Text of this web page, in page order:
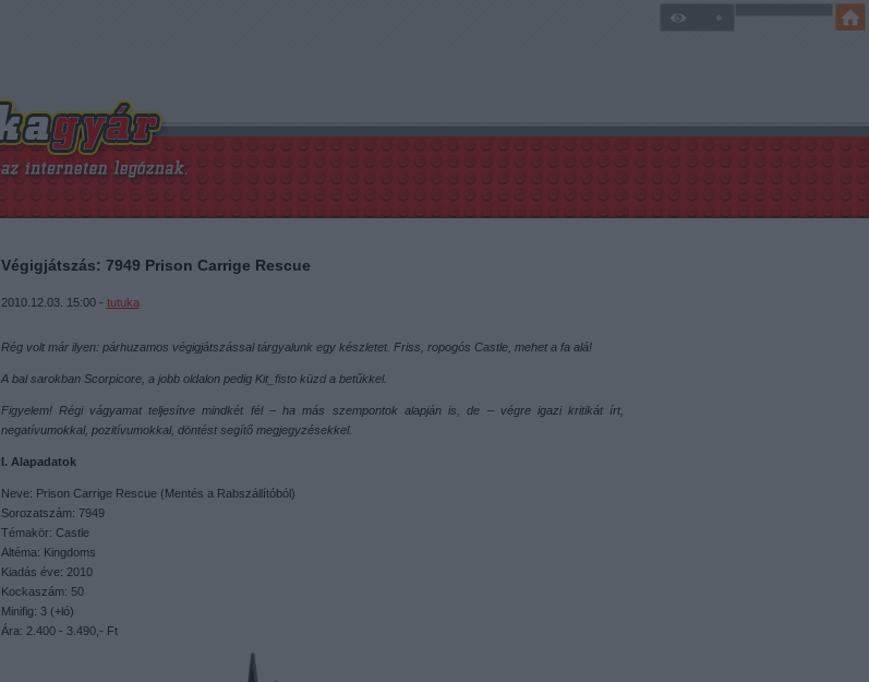
Végigjátszás: 7949 Prison Carrige Rescue
2010.12.03. 15:00 - tutuka
Rég volt már ilyen: párhuzamos végigjátszással tárgyalunk egy készletet. Friss, ropogós Castle, mehet a fa alá!
A bal sarokban Scorpicore, a jobb oldalon pedig Kit_fisto küzd a betűkkel.
Figyelem! Régi vágyamat teljesítve mindkét fél – ha más szempontok alapján is, de – végre igazi kritikát írt,
negatívumokkal, pozitívumokkal, döntést segítő megjegyzésekkel.
I. Alapadatok
Neve: Prison Carrige Rescue (Mentés a Rabszállítóból)
Sorozatszám: 7949
Témakör: Castle
Altéma: Kingdoms
Kiadás éve: 2010
Kockaszám: 50
Minifig: 3 (+ló)
Ára: 2.400 - 3.490,- Ft